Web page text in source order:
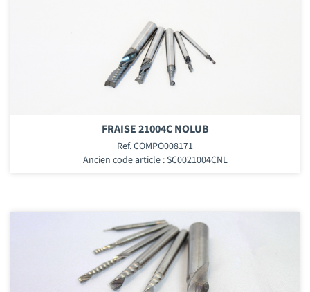
FRAISE 21004C NOLUB
Ref. COMPO008171
Ancien code article : SC0021004CNL